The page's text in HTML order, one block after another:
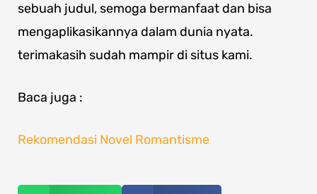
sebuah judul, semoga bermanfaat dan bisa
mengaplikasikannya dalam dunia nyata.
terimakasih sudah mampir di situs kami.
Baca juga :
Rekomendasi Novel Romantisme